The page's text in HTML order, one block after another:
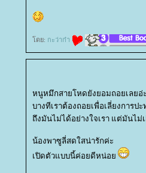
ดย: กะว่าก๋า
หนูหมึกสายโหดยังยอมถอยเลยอ่ะ
บางทีเราต้องถอยเพื่อเลี่ยงการปะ
ถึงมันไม่ได้อย่างใจเรา แต่มันไ
น้องพาซูลี่สดใสน่ารักค่ะ
เปิดตัวแบบนี้ค่อยดีหน่อ